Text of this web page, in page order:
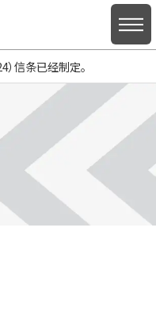
）信条已经制定。